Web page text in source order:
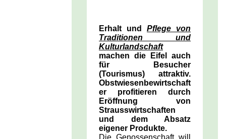
Erhalt undPflege von
Traditionen und
Kulturlandschaft
machen die Eifel auch
für Besucher
(Tourismus) attraktiv.
Obstwiesenbewirtschaft
er profitieren durch
Eröffnung von
Strausswirtschaften
und dem Absatz
eigener Produkte.
Die Genossenschaft will